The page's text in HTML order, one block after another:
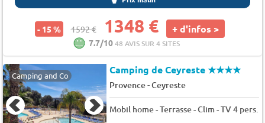
- 15 % 1592 € 1348 € + d'infos >
7.7/1048 AVIS SUR 4 SITES
Camping and Co Camping de Ceyreste★★★★
Provence-Ceyreste
Mobil home - Terrasse - Clim - TV 4 pers.